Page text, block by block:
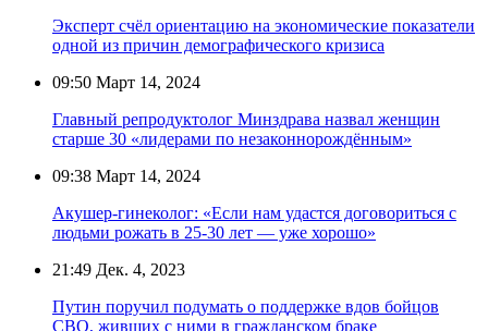
Эксперт счёл ориентацию на экономические показатели
одной из причин демографического кризиса
09:50 Март 14, 2024
Главный репродуктолог Минздрава назвал женщин
старше 30 «лидерами по незаконнорождённым»
09:38 Март 14, 2024
Акушер-гинеколог: «Если нам удастся договориться с
людьми рожать в 25-30 лет — уже хорошо»
21:49 Дек. 4, 2023
Путин поручил подумать о поддержке вдов бойцов
СВО, живших с ними в гражданском браке